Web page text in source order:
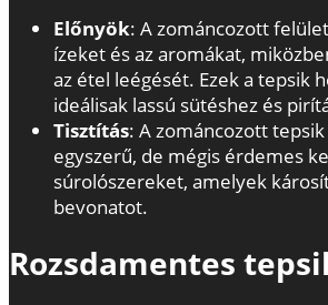
Előnyök: A zománcozott
ízeket és az aromákat,
az étel leégését. Ezek a tepsik
ideálisak lassú sütéshez és
Tisztítás: A zománcozott
egyszerű, de mégis érdemes
súrolószereket, amelyek
bevonatot.
Rozsdamentes